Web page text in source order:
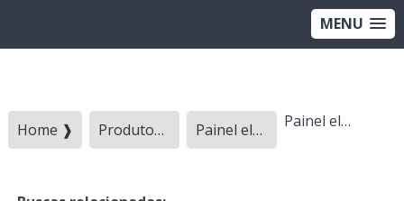
MENU
Home ❱ Produtos ❱ Painel eletronico - Categoria ❱ Painel eletrônico de produção